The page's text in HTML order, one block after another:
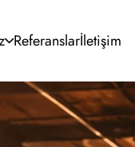
Referanslarİletişim